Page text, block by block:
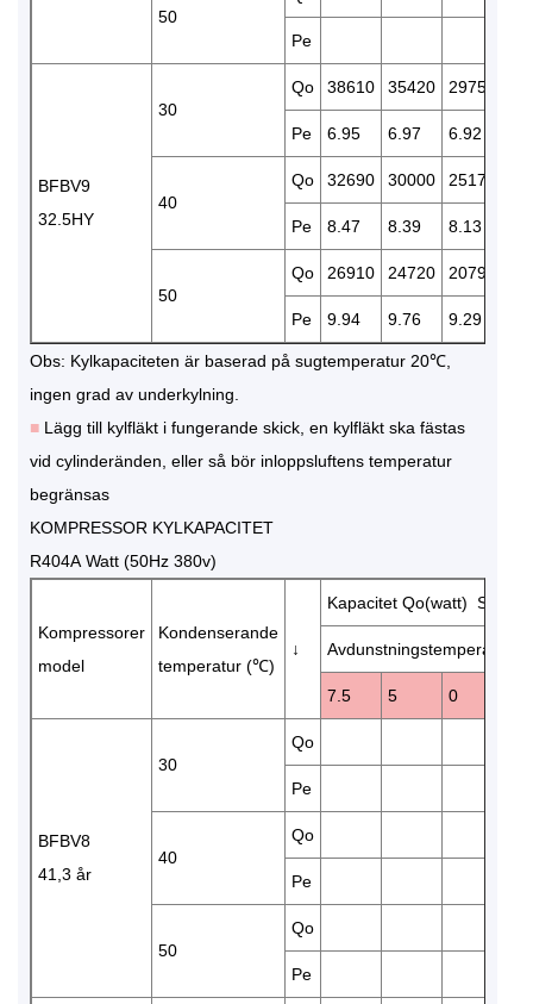
50
Pe
BFBV9
32.5HY
30
Qo 38610 35420 29750
Pe 6.95 6.97 6.92
40
Qo 32690 30000 25170
Pe 8.47 8.39 8.13
50
Qo 26910 24720 20790
Pe 9.94 9.76 9.29
Obs: Kylkapaciteten är baserad på sugtemperatur 20℃,
ingen grad av underkylning.
■ Lägg till kylfläkt i fungerande skick, en kylfläkt ska fästas
vid cylinderänden, eller så bör inloppsluftens temperatur
begränsas
KOMPRESSOR KYLKAPACITET
R404A Watt (50Hz 380v)
Kompressorer
model
Kondenserande
temperatur (℃)
↓
Kapacitet Qo(watt)
Avdunstningstemperatur
7.5 5 0
BFBV8
41,3 år
30
Qo
Pe
40
Qo
Pe
50
Qo
Pe